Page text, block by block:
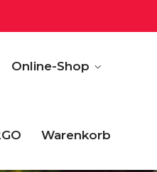
Online-Shop
Warenkorb